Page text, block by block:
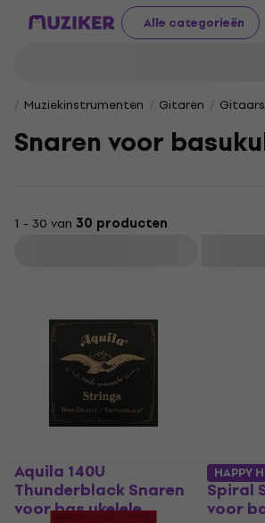
Alle categorieën
Muziekinstrumenten Gitaren
Snaren voor
1 - 30 van 30 producten
Aquila 140U
Thunderblack Snaren
voor bas ukelele
Aquila
Spiral
voor
HAPPY